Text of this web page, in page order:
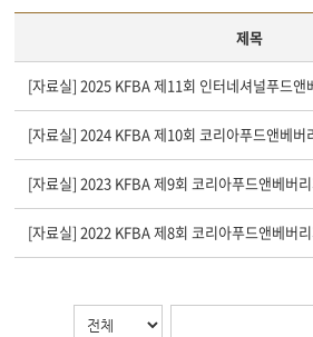
제목
[자료실] 2025 KFBA 제11회 인터네셔널푸드앤
[자료실] 2024 KFBA 제10회 코리아푸드앤베
[자료실] 2023 KFBA 제9회 코리아푸드앤베버
[자료실] 2022 KFBA 제8회 코리아푸드앤베버